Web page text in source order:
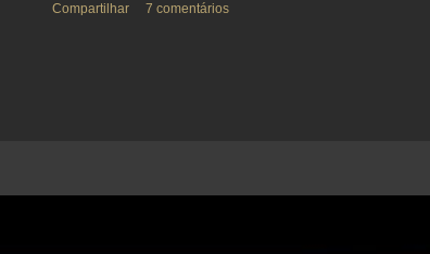
Compartilhar 7 comentários